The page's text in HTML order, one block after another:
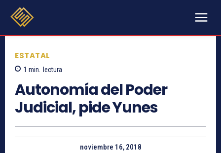
ESTATAL
1 min. lectura
Autonomía del Poder
Judicial, pide Yunes
noviembre 16, 2018